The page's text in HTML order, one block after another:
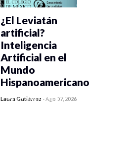
0 veces compartido
¿El Leviatán
artificial?
Inteligencia
Artificial en el
Mundo
Hispanoamericano
Laura Gutiérrez -Ago 07, 2026